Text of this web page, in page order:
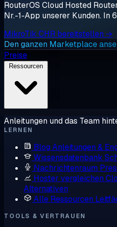
RouterOS Cloud Hosted
Nr.-1-App unserer Kunden. In
MikroTik CHR bereitstellen →
Den ganzen Marketplace
Preise
Anleitungen und das Team
LERNEN
Blog Anleitungen &
Wissensdatenbank
Nachrichtenraum
Hoster vergleichen
Alternativen
Alle Ressourcen
TOOLS & VERTRAUEN